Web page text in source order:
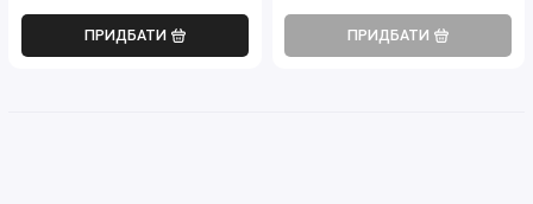
ПРИДБАТИ ПРИДБАТИ